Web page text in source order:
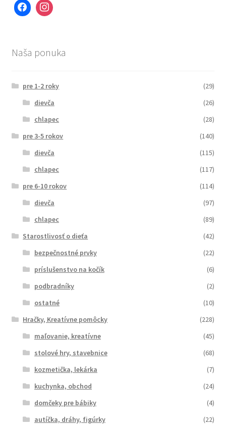
Naša ponuka
pre 1-2 roky
(29)
dievča
(26)
chlapec
(28)
pre 3-5 rokov
(140)
dievča
(115)
chlapec
(117)
pre 6-10 rokov
(114)
dievča
(97)
chlapec
(89)
Starostlivosť o dieťa
(42)
bezpečnostné prvky
(22)
príslušenstvo na kočík
(6)
podbradníky
(2)
ostatné
(10)
Hračky, Kreatívne pomôcky
(228)
maľovanie, kreatívne
(45)
stolové hry, stavebnice
(68)
kozmetička, lekárka
(7)
kuchynka, obchod
(24)
domčeky pre bábiky
(4)
autíčka, dráhy, figúrky
(22)